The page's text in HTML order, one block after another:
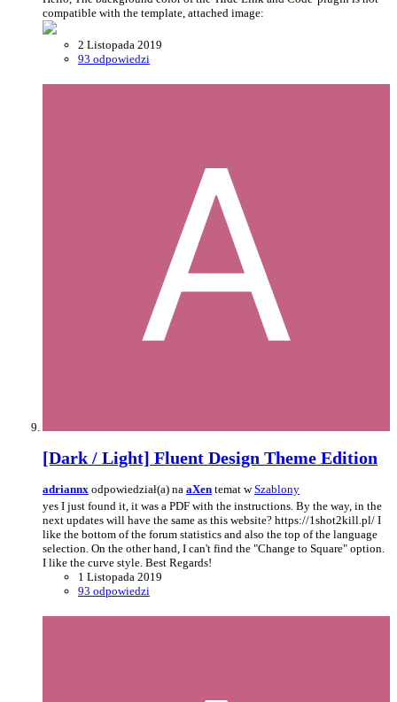
compatible with the template, attached image:
2 Listopada 2019
93 odpowiedzi
[Dark / Light] Fluent Design Theme Edition
adriannx odpowiedział(a) na aXen temat wSzablony
yes I just found it, it was a PDF with the instructions. By the way, in the
next updates will have the same as this website? https://1shot2kill.pl/ I
like the bottom of the forum statistics and also the top of the language
selection. On the other hand, I can't find the "Change to Square" option.
I like the curve style. Best Regards!
1 Listopada 2019
93 odpowiedzi